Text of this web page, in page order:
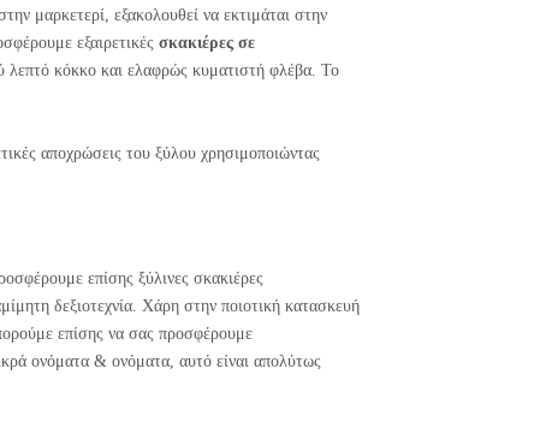
μαρκετερί, εξακολουθεί να εκτιμάται στην
εξαιρετικέςσκακιέρες σε
λεπτό κόκκο και ελαφρώς κυματιστή φλέβα. Το
αποχρώσεις του ξύλου χρησιμοποιώντας
επίσης ξύλινες σκακιέρες
δεξιοτεχνία. Χάρη στην ποιοτική κατασκευή
επίσης να σας προσφέρουμε
ονόματα & ονόματα, αυτό είναι απολύτως